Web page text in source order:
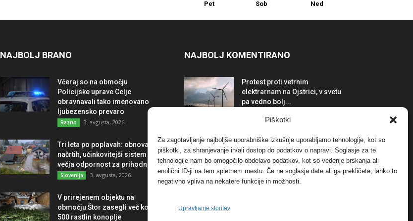
Piškotki
Za zagotavljanje najboljše uporabniške izkušnje uporabljamo tehnologije, kot so
piškotki, za shranjevanje in/ali dostop do podatkov o napravi. Soglasje za te
tehnologije nam bo omogočilo obdelavo podatkov, kot so vedenje brskanja ali
enolični ID-ji na tem spletnem mestu. Če ne soglasja date ali ga prekličete, lahko to
negativno vpliva na nekatere funkcije in možnosti.
Upravljanje storitev
Pet Sob Ned
NAJBOLJ BRANO
Včeraj so na območju
Policijske uprave Celje
obravnavali tako imenovano
ljubezensko prevaro
Razno 3. avgusta, 2026
Tri leta po poplavah: obnova po
načrtih, učinkovitejši sistem in
večja odpornost za prihodnost
Slovenija 3. avgusta, 2026
V prirejenem objektu na
območju Štor zasegli več kot
500 rastlin konoplje
NAJBOLJ KOMENTIRANO
Protest proti vetrnim
elektrarnam na Ojstrici, v svetu
pa vedno bolj...
elektrarnam Verbund
Dogodki 29. januarja, 2018
FOTO: Razstava cvetličarskega